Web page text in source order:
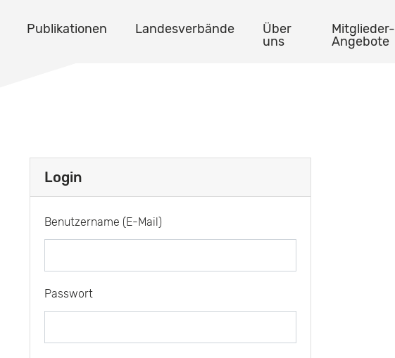
Publikationen Landesverbände
Über
uns
Mitglieder-
Angebote
Login
Benutzername (E-Mail)
Passwort